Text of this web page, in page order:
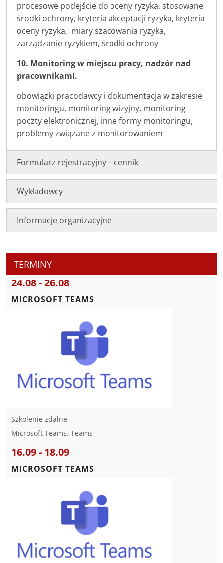
procesowe podejście do oceny ryzyka, stosowane
środki ochrony, kryteria akceptacji ryzyka, kryteria
oceny ryzyka, miary szacowania ryzyka,
zarządzanie ryzykiem, środki ochrony
10. Monitoring w miejscu pracy, nadzór nad
pracownikami.
obowiązki pracodawcy i dokumentacja w zakresie
monitoringu, monitoring wizyjny, monitoring
poczty elektronicznej, inne formy monitoringu,
problemy związane z monitorowaniem
Formularz rejestracyjny – cennik
Wykładowcy
Informacje organizacyjne
TERMINY
24.08 - 26.08
MICROSOFT TEAMS
Szkolenie zdalne
Microsoft Teams, Teams
16.09 - 18.09
MICROSOFT TEAMS